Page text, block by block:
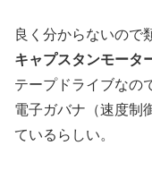
良く分からないので
キャプスタンモータ
テープドライブなの
電子ガバナ（速度制
ているらしい。